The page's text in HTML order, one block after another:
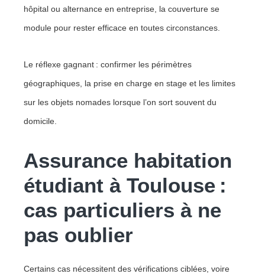
hôpital ou alternance en entreprise, la couverture se
module pour rester efficace en toutes circonstances.
Le réflexe gagnant : confirmer les périmètres
géographiques, la prise en charge en stage et les limites
sur les objets nomades lorsque l’on sort souvent du
domicile.
Assurance habitation
étudiant à Toulouse :
cas particuliers à ne
pas oublier
Certains cas nécessitent des vérifications ciblées, voire